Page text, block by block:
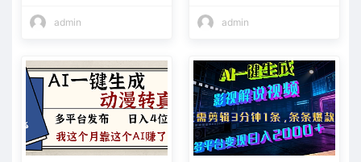
admin admin